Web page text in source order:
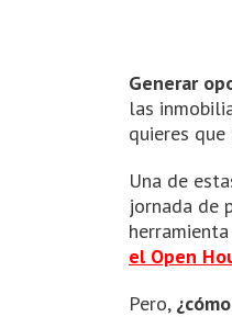
Generar
las
quieres
Una de
jornada de
el Open
Pero,